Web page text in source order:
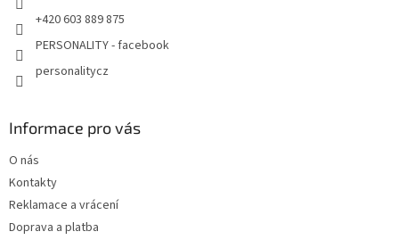
+420 603 889 875
PERSONALITY - facebook
personalitycz
Informace pro vás
O nás
Kontakty
Reklamace a vrácení
Doprava a platba